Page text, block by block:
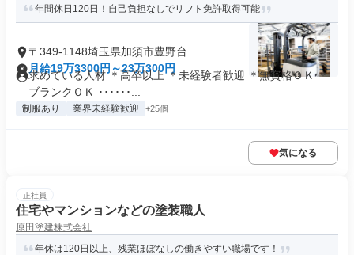
年間休日120日！自己負担なしでリフト免許取得可能
〒349-1148埼玉県加須市豊野台
月給19万3300円～23万300円
求めている人材 ＊高卒以上 ＊未経験者歓迎 ＊無資格ＯＫ ＊
ブランクＯＫ ･･････...
制服あり 業界未経験歓迎 +25個
気になる
正社員
住宅やマンションなどの塗装職人
原田塗建株式会社
年休は120日以上、残業ほぼなしの働きやすい職場です！